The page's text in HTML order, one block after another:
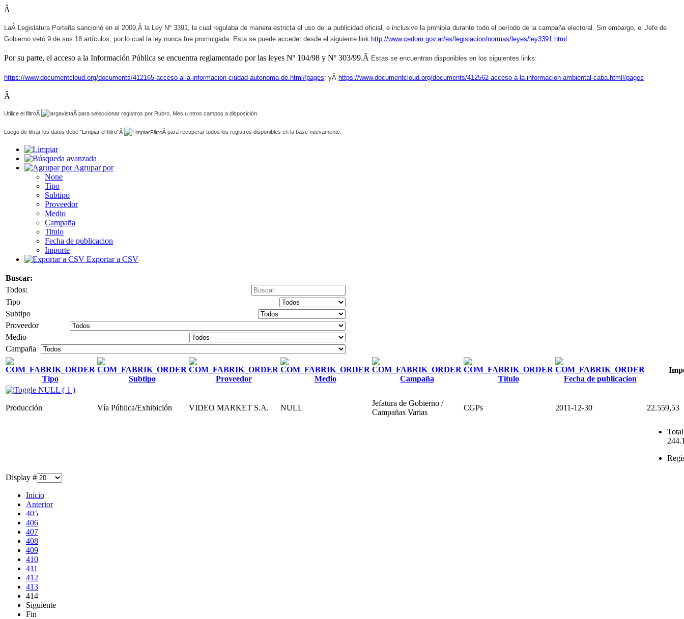
Â
LaÂ Legislatura Porteña sancionó en el 2009,Â la Ley Nº 3391, la cual regulaba de manera estricta el uso de la publicidad oficial, e inclusive la prohibía durante todo el período de la campaña electoral. Sin embargo, el Jefe de
Gobierno vetó 9 de sus 18 artículos, por lo cual la ley nunca fue promulgada. Esta se puede acceder desde el siguiente link: http://www.cedom.gov.ar/es/legislacion/normas/leyes/ley3391.html
Por su parte, el acceso a la Información Pública se encuentra reglamentado por las leyes Nº 104/98 y Nº 303/99.Â Estas se encuentran disponibles en los siguientes links:
https://www.documentcloud.org/documents/412165-acceso-a-la-informacion-ciudad-autonoma-de.html#pages; yÂ https://www.documentcloud.org/documents/412562-acceso-a-la-informacion-ambiental-caba.html#pages
Â
Utilice el filtroÂ Â para seleccionar registros por Rubro, Mes u otros campos a disposición.
Luego de filtrar los datos debe "Limpiar el filtro"Â Â para recuperar todos los registros disponibles en la base nuevamente.
Agrupar por
None
Tipo
Subtipo
Proveedor
Medio
Campaña
Titulo
Fecha de publicacion
Importe
Exportar a CSV
Buscar:
Todos:
Tipo
Subtipo
Proveedor
Medio
Campaña
Display #
Inicio
Anterior
405
406
407
408
409
410
411
412
413
414
Siguiente
Fin
Tipo Subtipo Proveedor Medio Campaña Titulo Fecha de publicacion
NULL ( 1 )
Producción Vía Pública/Exhibición VIDEO MARKET S.A. NULL
Jefatura de Gobierno /
Campañas Varias
CGPs 2011-12-30 22.559,53